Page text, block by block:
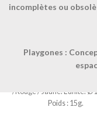
incomplètes ou
Playgones :
Anneau à lancer
TAILLE UNIQUE-
/Rouge / Jaune. L'unité.
Poids : 15g.